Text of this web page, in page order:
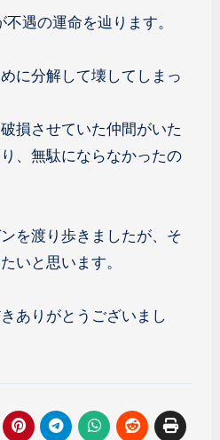
遇の運命を辿ります。
に分解して壊してしまっ
損させていた仲間がいた
、無駄にならなかったの
を渡り歩きましたが、そ
いと思います。
ありがとうございまし